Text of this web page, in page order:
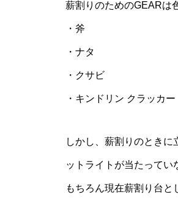
薪割りのためのGEARは
・斧
・ナタ
・クサビ
・キンドリン クラッカ
しかし、薪割りのときに
ットライトが当たってい
もちろん現在薪割り台